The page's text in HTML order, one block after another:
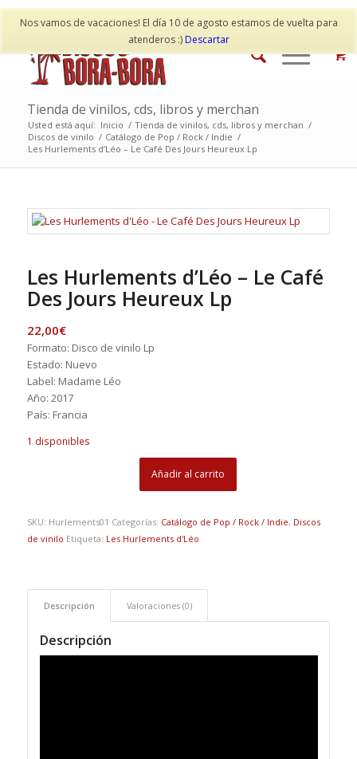
Nos vamos de vacaciones! El día 10 de agosto estamos de vuelta para
atenderos :)Descartar
Mi cuenta Contacto
Tienda de vinilos, cds, libros y merchan
Usted está aquí: Inicio / Tienda de vinilos, cds, libros y merchan /
Discos de vinilo / Catálogo de Pop / Rock / Indie /
Les Hurlements d’Léo – Le Café Des Jours Heureux Lp
Les Hurlements d’Léo – Le Café
Des Jours Heureux Lp
22,00€
Formato: Disco de vinilo Lp
Estado: Nuevo
Label: Madame Léo
Año: 2017
País: Francia
1 disponibles
Añadir al carrito
SKU: Hurlements01 Categorías: Catálogo de Pop / Rock / Indie, Discos
de vinilo Etiqueta: Les Hurlements d'Léo
Descripción Valoraciones (0)
Descripción